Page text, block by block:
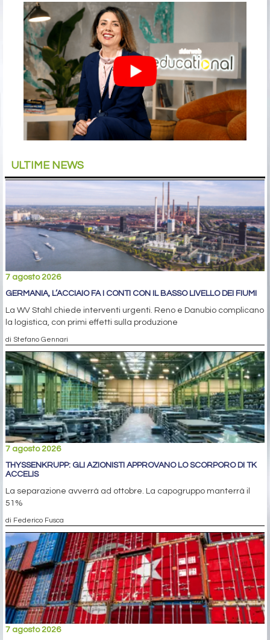
ULTIME NEWS
7 agosto 2026
GERMANIA, L’ACCIAIO FA I CONTI CON IL BASSO LIVELLO DEI FIUMI
La WV Stahl chiede interventi urgenti. Reno e Danubio complicano
la logistica, con primi effetti sulla produzione
di Stefano Gennari
7 agosto 2026
THYSSENKRUPP: GLI AZIONISTI APPROVANO LO SCORPORO DI TK
ACCELIS
La separazione avverrà ad ottobre. La capogruppo manterrà il
51%
di Federico Fusca
7 agosto 2026